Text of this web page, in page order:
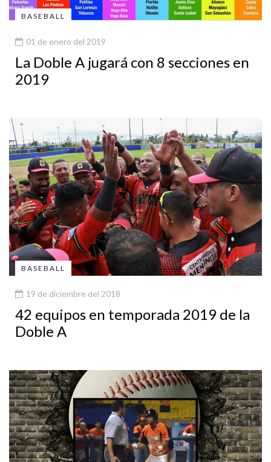
BASEBALL
01 de enero del 2019
La Doble A jugará con 8 secciones en
2019
BASEBALL
19 de diciembre del 2018
42 equipos en temporada 2019 de la
Doble A